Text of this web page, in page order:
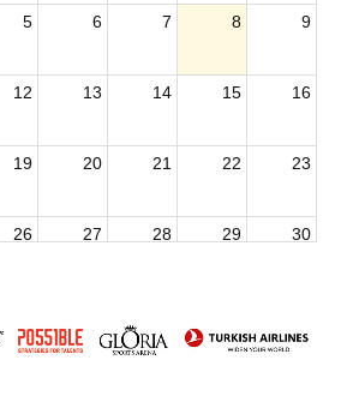
5 6 7 8 9
12 13 14 15 16
19 20 21 22 23
26 27 28 29 30